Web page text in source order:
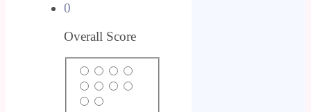
0
Overall Score